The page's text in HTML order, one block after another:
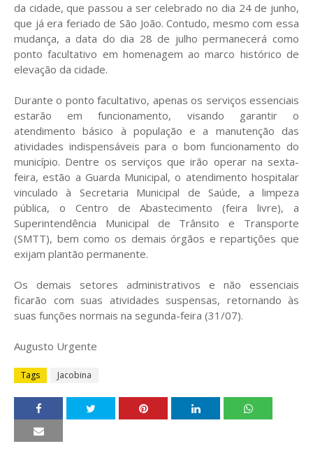
da cidade, que passou a ser celebrado no dia 24 de junho,
que já era feriado de São João. Contudo, mesmo com essa
mudança, a data do dia 28 de julho permanecerá como
ponto facultativo em homenagem ao marco histórico de
elevação da cidade.
Durante o ponto facultativo, apenas os serviços essenciais
estarão em funcionamento, visando garantir o
atendimento básico à população e a manutenção das
atividades indispensáveis para o bom funcionamento do
município. Dentre os serviços que irão operar na sexta-
feira, estão a Guarda Municipal, o atendimento hospitalar
vinculado à Secretaria Municipal de Saúde, a limpeza
pública, o Centro de Abastecimento (feira livre), a
Superintendência Municipal de Trânsito e Transporte
(SMTT), bem como os demais órgãos e repartições que
exijam plantão permanente.
Os demais setores administrativos e não essenciais
ficarão com suas atividades suspensas, retornando às
suas funções normais na segunda-feira (31/07).
Augusto Urgente
Tags Jacobina